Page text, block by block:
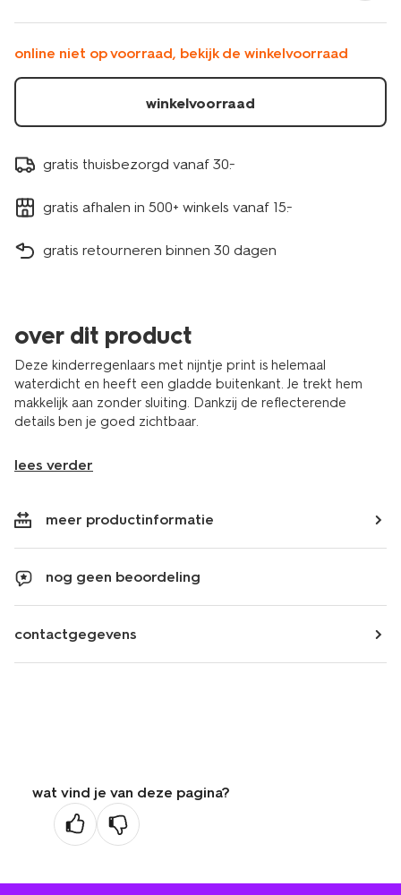
online niet op voorraad, bekijk de winkelvoorraad
winkelvoorraad
gratis thuisbezorgd vanaf 30.-
gratis afhalen in 500+ winkels vanaf 15.-
gratis retourneren binnen 30 dagen
over dit product
Deze kinderregenlaars met nijntje print is helemaal
waterdicht en heeft een gladde buitenkant. Je trekt hem
makkelijk aan zonder sluiting. Dankzij de reflecterende
details ben je goed zichtbaar.
lees verder
meer productinformatie
nog geen beoordeling
contactgegevens
wat vind je van deze pagina?